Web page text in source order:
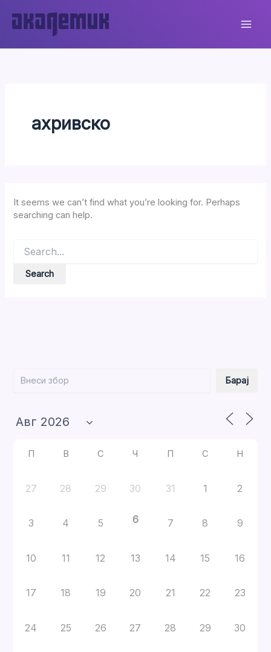
content
ахривско
It seems we can’t find what you’re looking for. Perhaps
searching can help.
for:
Барај
П В С Ч П С Н
27 28 29 30 31 1 2
3 4 5 6 7 8 9
10 11 12 13 14 15 16
17 18 19 20 21 22 23
24 25 26 27 28 29 30